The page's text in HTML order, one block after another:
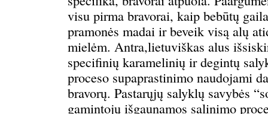
visu pirma bravorai, kaip bebūtų
pramonės madai ir beveik visą alų
mielėm. Antra,lietuviškas alus
specifinių karamelinių ir degintų
proceso supaprastinimo naudojami
bravorų. Pastarųjų salyklų savybės
gamintojų išgaunamos salinimo